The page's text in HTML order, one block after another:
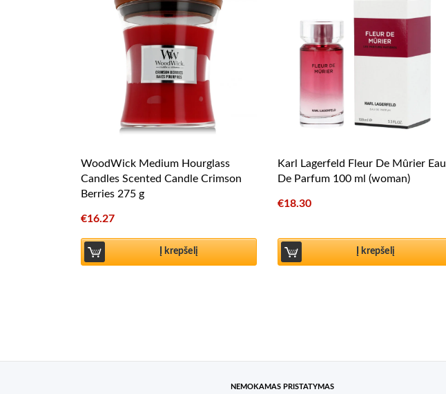
WoodWick Medium Hourglass
Candles Scented Candle Crimson
Berries 275 g
€16.27
Į krepšelį
Karl Lagerfeld Fleur De Mûrier Eau
De Parfum 100 ml (woman)
€18.30
Į krepšelį
NEMOKAMAS PRISTATYMAS